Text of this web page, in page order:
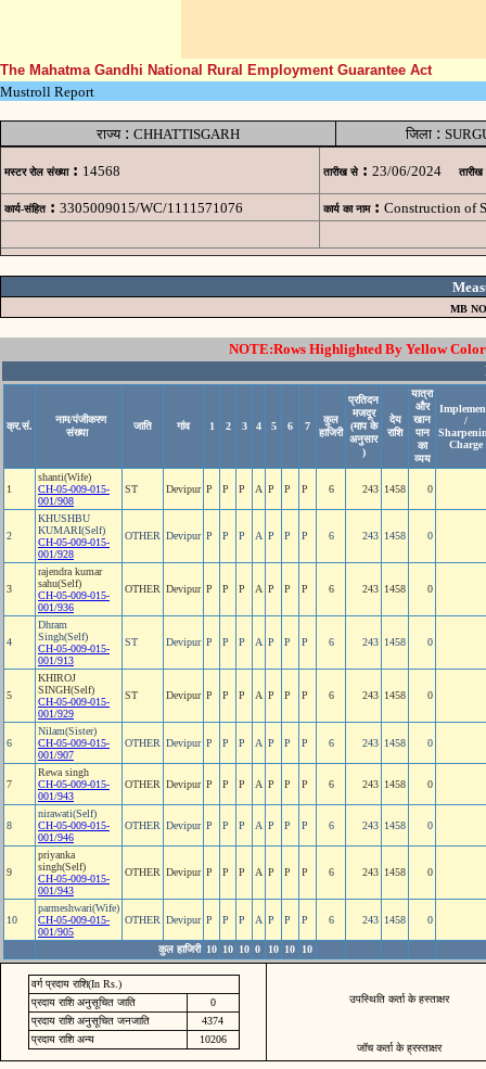
The Mahatma Gandhi National Rural Employment Guarantee Act
Mustroll Report
राज्य: CHHATTISGARH जिला:
मस्टर रोल संख्या : 14568 तारीख से : 23/06/2024 तारीख
कार्य-संहित : 3305009015/WC/1111571076 कार्य का नाम : Construction of
MB
NOTE:Rows Highlighted By Yellow
क्र.सं.
नाम/पंजीकरण
संख्या
जाति गांव 1 2 3 4 5 6 7
कुल
हाजिरी
प्रतिदन
मजदूर
(माप के
अनुसार
)
देय
राशि
यात्रा
और
खान
पान
का
व्यय
/
Charge
1
shanti(Wife)
CH-05-009-015-
001/908
ST Devipur P P P A P P P 6 243 1458 0
2
KHUSHBU
KUMARI(Self)
CH-05-009-015-
001/928
OTHER Devipur P P P A P P P 6 243 1458 0
3
rajendra kumar
sahu(Self)
CH-05-009-015-
001/936
OTHER Devipur P P P A P P P 6 243 1458 0
4
Dhram
Singh(Self)
CH-05-009-015-
001/913
ST Devipur P P P A P P P 6 243 1458 0
5
KHIROJ
SINGH(Self)
CH-05-009-015-
001/929
ST Devipur P P P A P P P 6 243 1458 0
6
Nilam(Sister)
CH-05-009-015-
001/907
OTHER Devipur P P P A P P P 6 243 1458 0
7
Rewa singh
CH-05-009-015-
001/943
OTHER Devipur P P P A P P P 6 243 1458 0
8
nirawati(Self)
CH-05-009-015-
001/946
OTHER Devipur P P P A P P P 6 243 1458 0
9
priyanka
singh(Self)
CH-05-009-015-
001/943
OTHER Devipur P P P A P P P 6 243 1458 0
10
parmeshwari(Wife)
CH-05-009-015-
001/905
OTHER Devipur P P P A P P P 6 243 1458 0
कुल हाजिरी 10 10 10 0 10 10 10
वर्ग प्रदाय राशि(In Rs.)
प्रदाय राशि अनुसूचित जाति
0
प्रदाय राशि अनुसूचित जनजाति
4374
प्रदाय राशि अन्य
10206
उपस्थिति कर्ता के हस्ताक्षर
जॉच कर्ता के ह्रस्ताक्षर